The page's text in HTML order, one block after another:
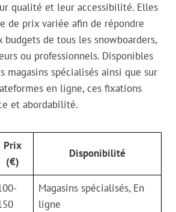
qualité et leur accessibilité. Elles
de prix variée afin de répondre
budgets de tous les snowboarders,
ou professionnels. Disponibles
magasins spécialisés ainsi que sur
en ligne, ces fixations
et abordabilité.
Prix
(€)
Disponibilité
Magasins spécialisés, En
ligne